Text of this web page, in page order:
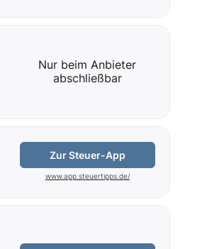
Nur beim Anbieter
abschließbar
Zur Steuer-App
www.app.steuertipps.de/